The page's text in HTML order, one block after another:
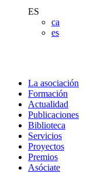
ES
ca
es
La asociación
Formación
Actualidad
Publicaciones
Biblioteca
Servicios
Proyectos
Premios
Asóciate